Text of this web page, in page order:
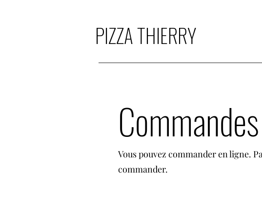
PIZZA THIERRY
Vous pouvez commander en ligne.
commander.